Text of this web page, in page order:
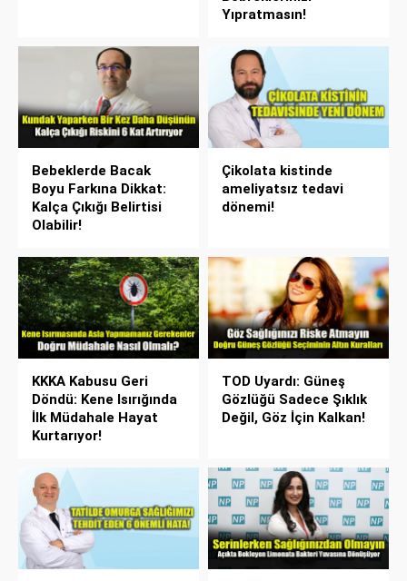
Yıpratmasın!
Bebeklerde Bacak
Boyu Farkına Dikkat:
Kalça Çıkığı Belirtisi
Olabilir!
Çikolata kistinde
ameliyatsız tedavi
dönemi!
KKKA Kabusu Geri
Döndü: Kene Isırığında
İlk Müdahale Hayat
Kurtarıyor!
TOD Uyardı: Güneş
Gözlüğü Sadece Şıklık
Değil, Göz İçin Kalkan!